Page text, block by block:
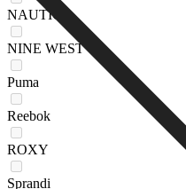
NAUTICA
NINE WEST
Puma
Reebok
ROXY
Sprandi